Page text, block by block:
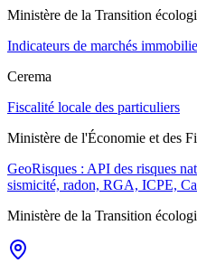
Ministère de la Transition
Indicateurs de marchés
Cerema
Fiscalité locale des particuliers
Ministère de l'Économie et des
GeoRisques : API des risques
sismicité, radon, RGA, ICPE,
Ministère de la Transition